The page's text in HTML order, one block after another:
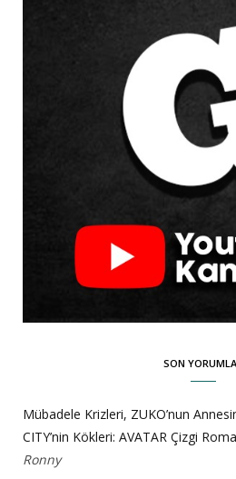
SON
Mübadele Krizleri, ZUKO’nun
CITY’nin Kökleri: AVATAR Çizgi
Ronny